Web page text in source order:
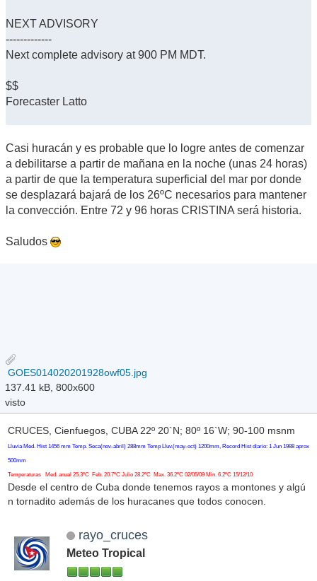
NEXT ADVISORY
-------------
Next complete advisory at 900 PM MDT.
$$
Forecaster Latto
Casi huracán y es probable que lo logre antes de comenzar
a debilitarse a partir de mañana en la noche (unas 24 horas)
a partir de que la temperatura superficial del mar por donde
se desplazará bajará de los 26ºC necesarios para mantener
la convección. Entre 72 y 96 horas CRISTINA será historia.
Saludos
GOES014020201928owf05.jpg
137.41 kB, 800x600
visto
CRUCES, Cienfuegos, CUBA 22º 20`N; 80º 16`W; 90-100 msnm
Lluvia Med. Hist 1456 mm Temp. Seca(nov-abril) 288mm Temp Lluv.(may-oct) 1200mm, Record Hist diario: 1 Jun 1988 aprox
500mm
Temperaturas Med. anual 25.3ºC Feb. 20.7ºC Julio 28.2ºC Max. 36.2ºC 02/05/09 Min. 6.2ºC 15/12/10
Desde el centro de Cuba donde tenemos rayos a montones y algú
n tornadito además de los huracanes que todos conocen.
rayo_cruces
Meteo Tropical